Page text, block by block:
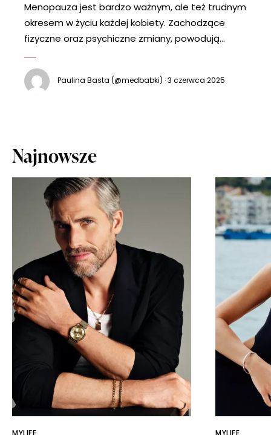
Menopauza jest bardzo ważnym, ale też trudnym
okresem w życiu każdej kobiety. Zachodzące
fizyczne oraz psychiczne zmiany, powodują
prawdziwą burzę w życiu pań. Jednak pomimo
tego wszystkiego nadal menopauza w pracy jest
tematem tabu. BBC wykonało sondaż na temat
Paulina Basta (@medbabki) · 3 czerwca 2025
Najnowsze
MYLIFE MYLIFE